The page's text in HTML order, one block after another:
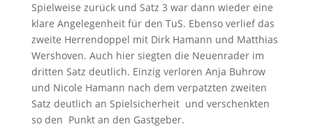
Spielweise zurück und Satz 3 war dann wieder eine
klare Angelegenheit für den TuS. Ebenso verlief das
zweite Herrendoppel mit Dirk Hamann und Matthias
Wershoven. Auch hier siegten die Neuenrader im
dritten Satz deutlich. Einzig verloren Anja Buhrow
und Nicole Hamann nach dem verpatzten zweiten
Satz deutlich an Spielsicherheit und verschenkten
so den Punkt an den Gastgeber.